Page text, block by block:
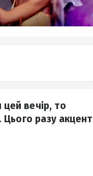
вечір, то
разу акцент